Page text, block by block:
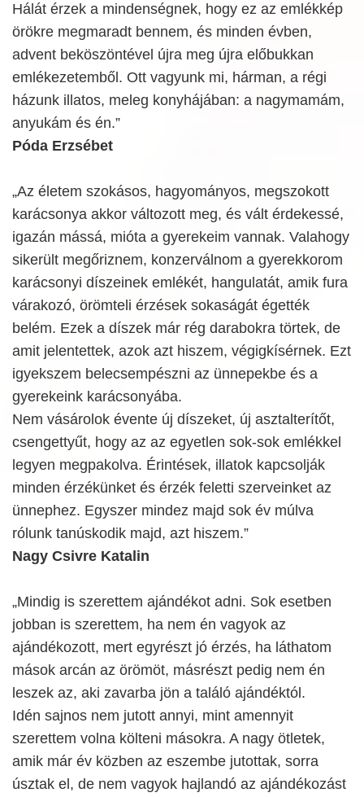
Hálát érzek a mindenségnek, hogy ez az emlékkép
örökre megmaradt bennem, és minden évben,
advent beköszöntével újra meg újra előbukkan
emlékezetemből. Ott vagyunk mi, hárman, a régi
házunk illatos, meleg konyhájában: a nagymamám,
anyukám és én.”
Póda Erzsébet
„Az életem szokásos, hagyományos, megszokott
karácsonya akkor változott meg, és vált érdekessé,
igazán mássá, mióta a gyerekeim vannak. Valahogy
sikerült megőriznem, konzerválnom a gyerekkorom
karácsonyi díszeinek emlékét, hangulatát, amik fura
várakozó, örömteli érzések sokaságát égették
belém. Ezek a díszek már rég darabokra törtek, de
amit jelentettek, azok azt hiszem, végigkísérnek. Ezt
igyekszem belecsempészni az ünnepekbe és a
gyerekeink karácsonyába.
Nem vásárolok évente új díszeket, új asztalterítőt,
csengettyűt, hogy az az egyetlen sok-sok emlékkel
legyen megpakolva. Érintések, illatok kapcsolják
minden érzékünket és érzék feletti szerveinket az
ünnephez. Egyszer mindez majd sok év múlva
rólunk tanúskodik majd, azt hiszem.”
Nagy Csivre Katalin
„Mindig is szerettem ajándékot adni. Sok esetben
jobban is szerettem, ha nem én vagyok az
ajándékozott, mert egyrészt jó érzés, ha láthatom
mások arcán az örömöt, másrészt pedig nem én
leszek az, aki zavarba jön a találó ajándéktól.
Idén sajnos nem jutott annyi, mint amennyit
szerettem volna költeni másokra. A nagy ötletek,
amik már év közben az eszembe jutottak, sorra
úsztak el, de nem vagyok hajlandó az ajándékozást